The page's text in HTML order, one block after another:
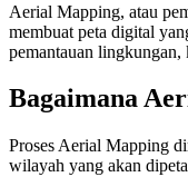
Aerial Mapping, atau
membuat peta digital
pemantauan
Bagaimana
Proses Aerial Mapping
wilayah yang akan